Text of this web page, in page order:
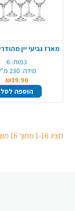
כמות: 6
מידה: 230 מ"ל
₪39.90
הוספה לסל
מציג 1-16 מתוך 16 מוצרים